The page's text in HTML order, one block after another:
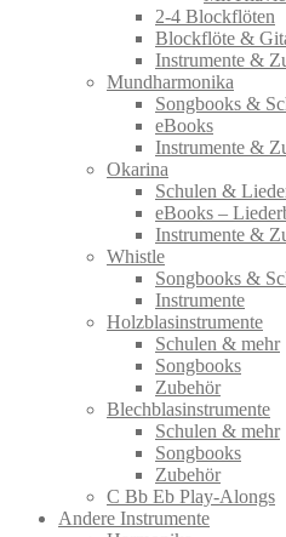
2-4 Blockflöten
Blockflöte &
Instrumente &
Mundharmonika
Songbooks &
eBooks
Instrumente &
Okarina
Schulen &
eBooks –
Instrumente &
Whistle
Songbooks &
Instrumente
Holzblasinstrumente
Schulen & mehr
Songbooks
Zubehör
Blechblasinstrumente
Schulen & mehr
Songbooks
Zubehör
C Bb Eb Play-Alongs
Andere Instrumente